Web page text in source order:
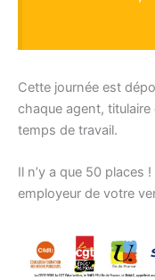
Cette journée est
chaque agent,
temps de travail.
Il n’y a que 50 places
employeur de votre